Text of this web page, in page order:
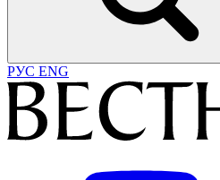
РУС ENG